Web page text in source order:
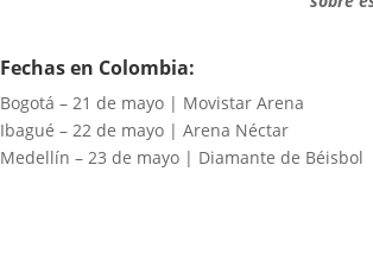
Fechas en Colombia:
Bogotá – 21 de mayo | Movistar Arena
Ibagué – 22 de mayo | Arena Néctar
Medellín – 23 de mayo | Diamante de Béisbol